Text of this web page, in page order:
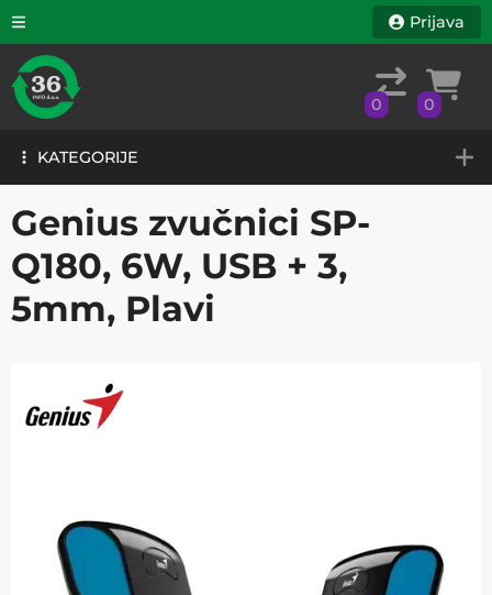
KATEGORIJE
Prijava
0 0
KATEGORIJE
Genius zvučnici SP-
Q180, 6W, USB + 3,
5mm, Plavi